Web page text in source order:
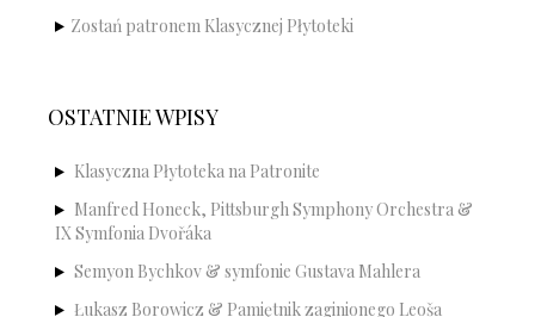
Zostań patronem Klasycznej Płytoteki
OSTATNIE WPISY
Klasyczna Płytoteka na Patronite
Manfred Honeck, Pittsburgh Symphony Orchestra &
IX Symfonia Dvořáka
Semyon Bychkov & symfonie Gustava Mahlera
Łukasz Borowicz & Pamiętnik zaginionego Leoša